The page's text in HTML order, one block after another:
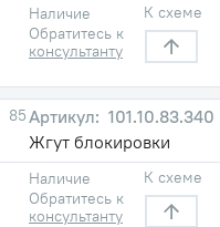
Наличие
Обратитесь к
консультанту
К схеме
85
101.10.83.340
Жгут блокировки
Наличие
Обратитесь к
консультанту
К схеме